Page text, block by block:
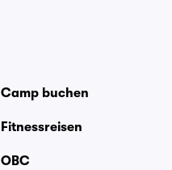
Camp buchen
Fitnessreisen
OBC